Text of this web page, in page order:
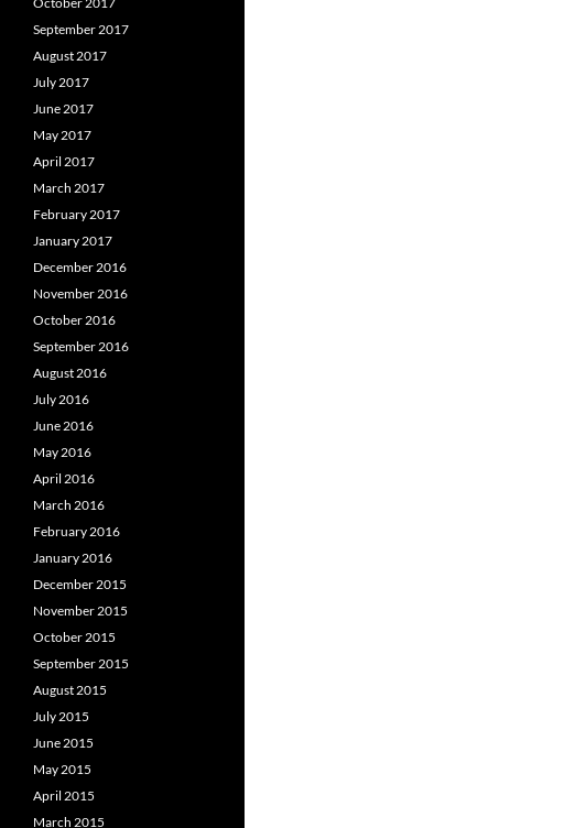
September 2017
August 2017
July 2017
June 2017
May 2017
April 2017
March 2017
February 2017
January 2017
December 2016
November 2016
October 2016
September 2016
August 2016
July 2016
June 2016
May 2016
April 2016
March 2016
February 2016
January 2016
December 2015
November 2015
October 2015
September 2015
August 2015
July 2015
June 2015
May 2015
April 2015
March 2015